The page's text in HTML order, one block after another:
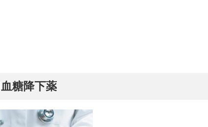
糖降下薬